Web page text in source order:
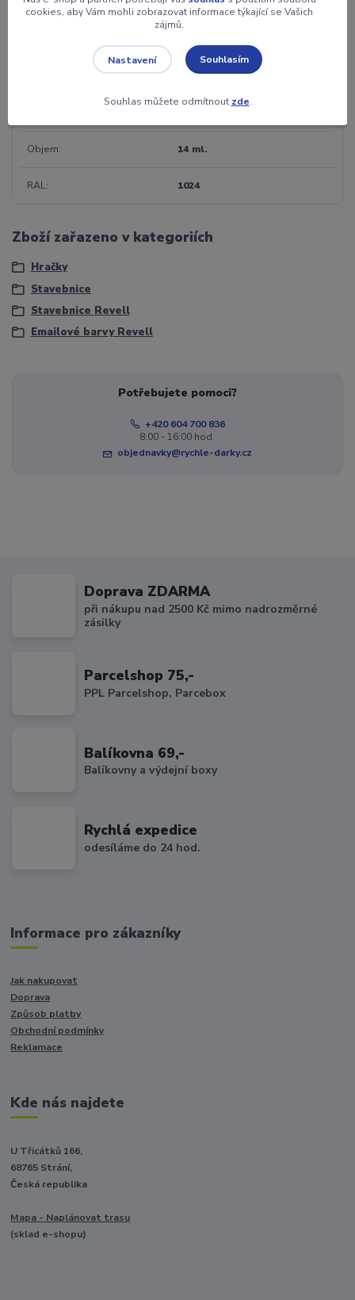
2 roky
Objem 14 ml.
RAL 1024
Zboží zařazeno v kategoriích
Hračky
Stavebnice
Stavebnice Revell
Emailové barvy Revell
Potřebujete pomoci?
+420 604 700 836
8:00 - 16:00 hod.
objednavky@rychle-darky.cz
Doprava ZDARMA
při nákupu nad 2500 Kč mimo nadrozměrné
zásilky
Parcelshop 75,-
PPL Parcelshop, Parcebox
Balíkovna 69,-
Balíkovny a výdejní boxy
Rychlá expedice
odesíláme do 24 hod.
Informace pro zákazníky
Jak nakupovat
Doprava
Způsob platby
Obchodní podmínky
Reklamace
Kde nás najdete
U Třicátků 166,
68765 Strání,
Česká republika
Mapa - Naplánovat trasu
(sklad e-shopu)
cookies, aby Vám mohli zobrazovat informace týkající se Vašich
zájmů.
Nastavení Souhlasím
Souhlas můžete odmítnout zde.